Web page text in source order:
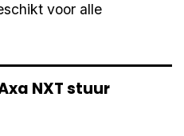
voor alle
NXT stuur